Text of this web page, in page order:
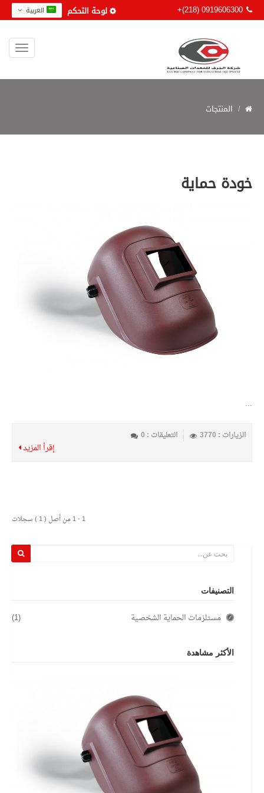
لوحة التحكم +(218) 0919606300
المنتجات
خودة حماية
...
الزيارات : 3770 التعليقات : 0
إقرأ المزيد
1 - 1 من أصل ( 1 ) سجلات
التصنيفات
مستلزمات الحماية الشخصية (1)
الأكثر مشاهدة